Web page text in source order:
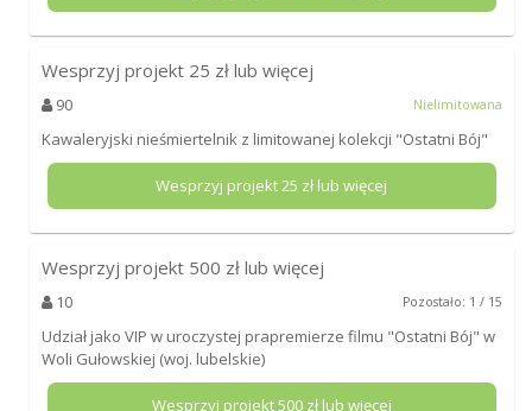
Wesprzyj projekt 25 zł lub więcej
90 Nielimitowana
Kawaleryjski nieśmiertelnik z limitowanej kolekcji "Ostatni Bój"
Wesprzyj projekt25 zł lub więcej
Wesprzyj projekt 500 zł lub więcej
10 Pozostało: 1 / 15
Udział jako VIP w uroczystej prapremierze filmu "Ostatni Bój" w
Woli Gułowskiej (woj. lubelskie)
Wesprzyj projekt500zł lub więcej